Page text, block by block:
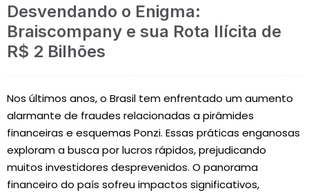
Desvendando o Enigma:
Braiscompany e sua Rota Ilícita de
R$ 2 Bilhões
Nos últimos anos, o Brasil tem enfrentado um aumento
alarmante de fraudes relacionadas a pirâmides
financeiras e esquemas Ponzi. Essas práticas enganosas
exploram a busca por lucros rápidos, prejudicando
muitos investidores desprevenidos. O panorama
financeiro do país sofreu impactos significativos,